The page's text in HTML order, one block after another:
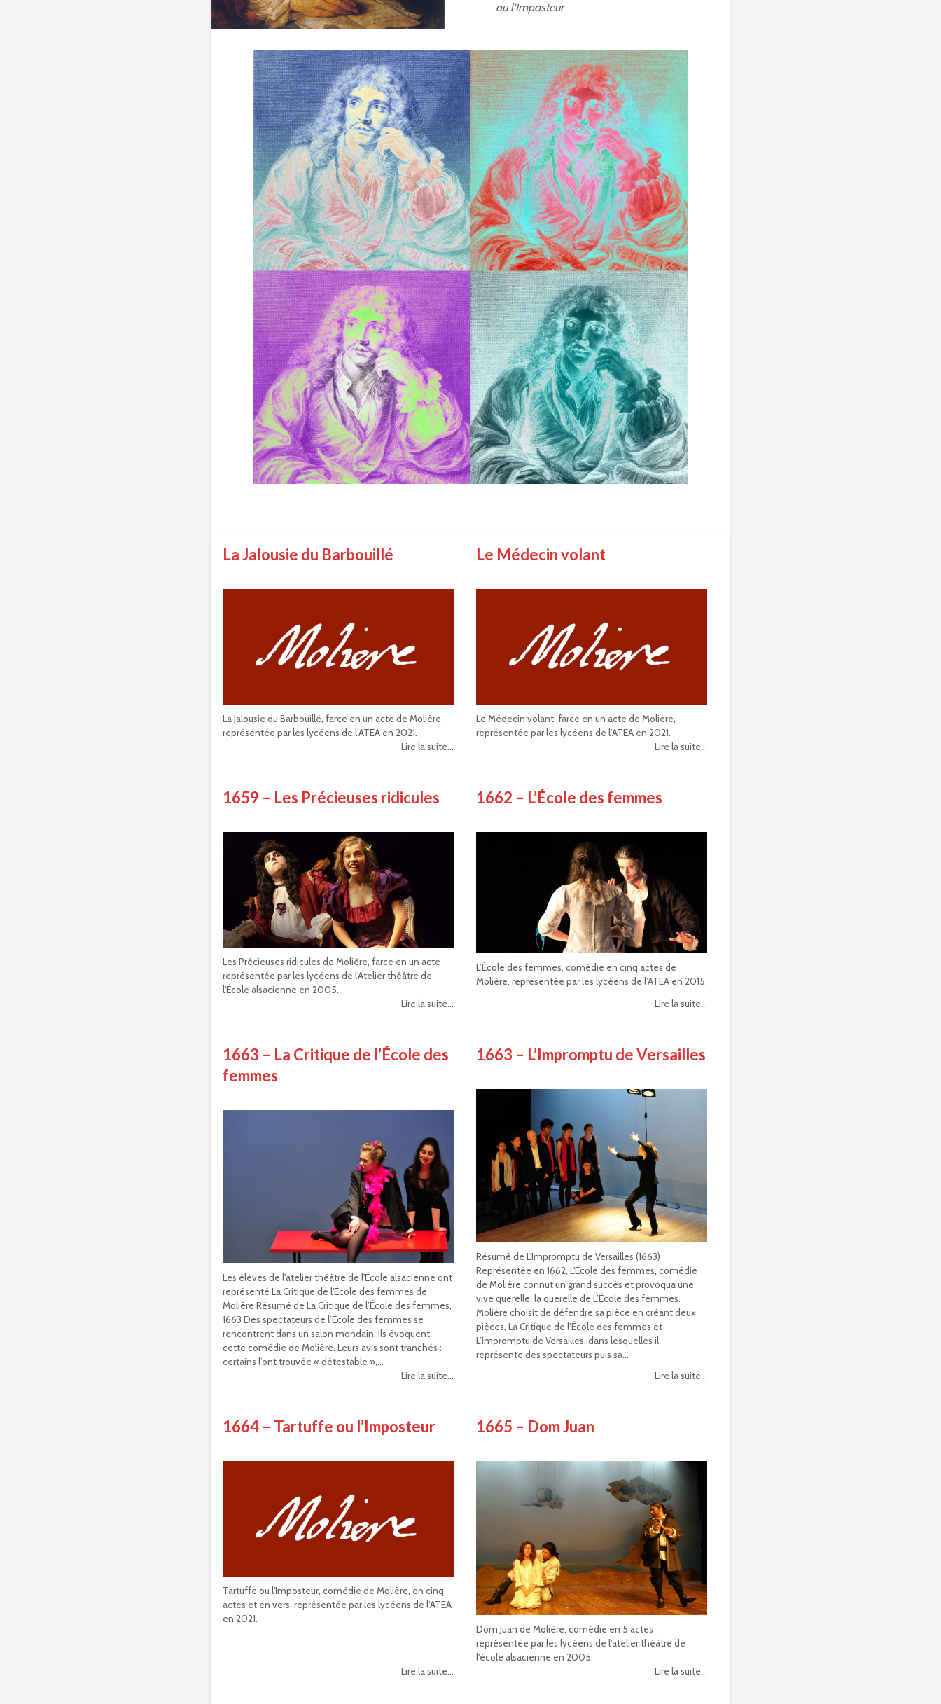
ou l’Imposteur
La Jalousie du Barbouillé
La Jalousie du Barbouillé, farce en un acte de Molière,
représentée par les lycéens de l’ATEA en 2021.
Lire la suite...
Le Médecin volant
Le Médecin volant, farce en un acte de Molière,
représentée par les lycéens de l’ATEA en 2021.
Lire la suite...
1659 – Les Précieuses ridicules
Les Précieuses ridicules de Molière, farce en un acte
représentée par les lycéens de l'Atelier théâtre de
l'École alsacienne en 2005.
Lire la suite...
1662 – L’École des femmes
L’École des femmes, comédie en cinq actes de
Molière, représentée par les lycéens de l’ATEA en 2015.
Lire la suite...
1663 – La Critique de l’École des
femmes
Les élèves de l'atelier théâtre de l'École alsacienne ont
représenté La Critique de l'École des femmes de
Molière Résumé de La Critique de l’École des femmes,
1663 Des spectateurs de l’École des femmes se
rencontrent dans un salon mondain. Ils évoquent
cette comédie de Molière. Leurs avis sont tranchés :
certains l’ont trouvée « détestable »,...
Lire la suite...
1663 – L’Impromptu de Versailles
Résumé de L'Impromptu de Versailles (1663)
Représentée en 1662, L'École des femmes, comédie
de Molière connut un grand succès et provoqua une
vive querelle, la querelle de L’École des femmes.
Molière choisit de défendre sa pièce en créant deux
pièces, La Critique de l’École des femmes et
L’Impromptu de Versailles, dans lesquelles il
représente des spectateurs puis sa...
Lire la suite...
1664 – Tartuffe ou l’Imposteur
Tartuffe ou l'Imposteur, comédie de Molière, en cinq
actes et en vers, représentée par les lycéens de l’ATEA
en 2021.
Lire la suite...
1665 – Dom Juan
Dom Juan de Molière, comédie en 5 actes
représentée par les lycéens de l'atelier théâtre de
l'école alsacienne en 2005.
Lire la suite...